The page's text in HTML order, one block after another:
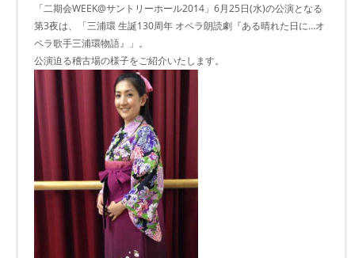
「二期会WEEK@サントリーホール2014」6月25日(水)の公演となる
第3夜は、「三浦環 生誕130周年 オペラ朗読劇『ある晴れた日に…オ
ペラ歌手三浦環物語』」。
公演迫る稽古場の様子をご紹介いたします。